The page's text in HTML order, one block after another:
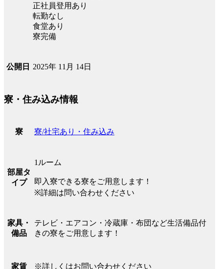
正社員登用あり
転勤なし
食堂あり
寮完備
公開日 2025年 11月 14日
寮・住み込み情報
寮 寮/社宅あり・住み込み
部屋タ
イプ
1ルーム
即入寮できる寮をご用意します！
※詳細は問い合わせください
家具・
備品
テレビ・エアコン・冷蔵庫・布団など生活備品付
きの寮をご用意します！
家賃 ※詳しくはお問い合わせください